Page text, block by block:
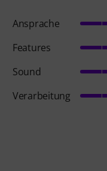
Ansprache
Features
Sound
Verarbeitung